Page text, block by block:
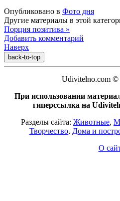
Опубликовано в Фото дня
Другие материалы в этой
Порция позитива »
Добавить комментарий
Наверх
back-to-top
Udivitelno.com
При использовании
гиперссылка на
Разделы сайта: Животные,
Творчество, Дома и
О